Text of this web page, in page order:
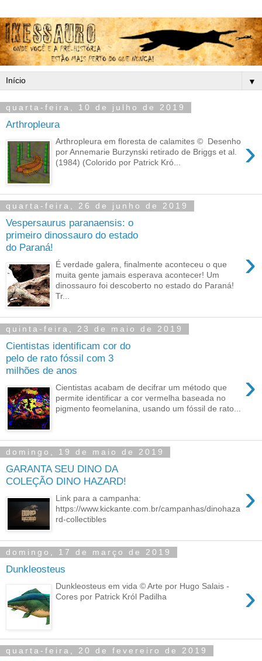
▼
quarta-feira, 10 de julho de 2019
Arthropleura
›
Arthropleura em floresta de calamites © Desenho
por Annemarie Burzynski retirado de Briggs et al.
(1984) (Colorido por Patrick Kró...
quarta-feira, 26 de junho de 2019
Vespersaurus paranaensis: o
primeiro dinossauro do estado
do Paraná!
›
É verdade galera, finalmente aconteceu o que
muita gente jamais esperava acontecer! Um
dinossauro foi descoberto no estado do Paraná!
Tr...
quinta-feira, 23 de maio de 2019
Cientistas identificam cor do
pelo de rato fóssil com 3
milhões de anos
›
Cientistas acabam de decifrar um método que
permite identificar a cor vermelha baseada no
pigmento feomelanina, usando um fóssil de rato...
domingo, 19 de maio de 2019
GARANTA SEU DINO DA
COLEÇÃO DINO HAZARD!
›
Link para a campanha:
https://www.kickante.com.br/campanhas/dinohaza
rd-collectibles
domingo, 17 de março de 2019
Dunkleosteus
›
Dunkleosteus em vida © Arte por Hugo Salais -
Cores por Patrick Król Padilha
quarta-feira, 20 de fevereiro de 2019